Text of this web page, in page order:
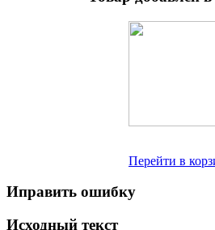
Перейти в
Иправить ошибку
Исходный текст